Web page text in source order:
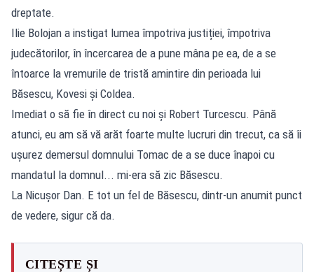
dreptate.
Ilie Bolojan a instigat lumea împotriva justiției, împotriva
judecătorilor, în încercarea de a pune mâna pe ea, de a se
întoarce la vremurile de tristă amintire din perioada lui
Băsescu, Kovesi și Coldea.
Imediat o să fie în direct cu noi și Robert Turcescu. Până
atunci, eu am să vă arăt foarte multe lucruri din trecut, ca să îi
ușurez demersul domnului Tomac de a se duce înapoi cu
mandatul la domnul... mi-era să zic Băsescu.
La Nicușor Dan. E tot un fel de Băsescu, dintr-un anumit punct
de vedere, sigur că da.
CITEȘTE ȘI